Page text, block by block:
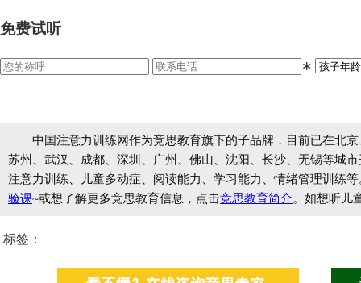
免费试听
∗
中国注意力训练网作为竞思教育旗下的子品牌，目前已在北
苏州、武汉、成都、深圳、广州、佛山、沈阳、长沙、无锡等城
注意力训练、儿童多动症、阅读能力、学习能力、情绪管理训练
验课~或想了解更多竞思教育信息，点击竞思教育简介。如想听儿
标签：